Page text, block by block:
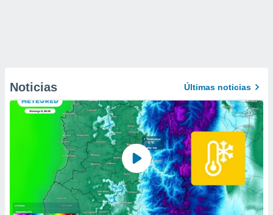
Noticias Últimas noticias